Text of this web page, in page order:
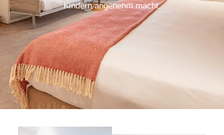
Kindern angenehm macht.